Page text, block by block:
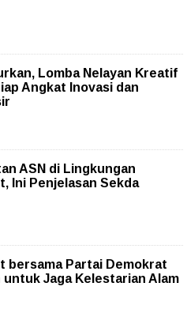
Lomba Nelayan Kreatif
Angkat Inovasi dan
ASN di Lingkungan
Ini Penjelasan Sekda
bersama Partai Demokrat
untuk Jaga Kelestarian Alam